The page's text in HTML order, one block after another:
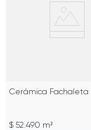
Cerámica
$ 52.490 m²